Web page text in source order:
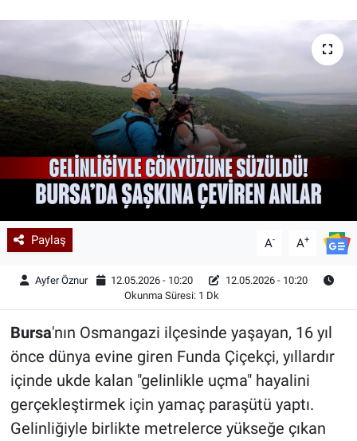
Paylaş A- A+
Ayfer Öznur 12.05.2026 - 10:20
12.05.2026 - 10:20
Okunma Süresi: 1 Dk
Bursa'nın Osmangazi ilçesinde yaşayan, 16 yıl
önce dünya evine giren Funda Çiçekçi, yıllardır
içinde ukde kalan "gelinlikle uçma" hayalini
gerçekleştirmek için yamaç paraşütü yaptı.
Gelinliğiyle birlikte metrelerce yükseğe çıkan
Yazarlar
Astroloji-Rüya